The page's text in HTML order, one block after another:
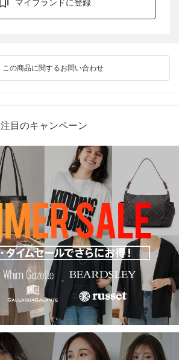
マイブランドに登録
この商品に関するお問い合わせ
注目のキャンペーン